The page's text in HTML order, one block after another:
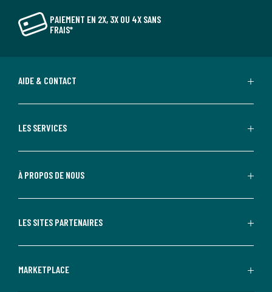
PAIEMENT EN 2X, 3X OU 4X SANS
FRAIS*
AIDE & CONTACT
LES SERVICES
À PROPOS DE NOUS
LES SITES PARTENAIRES
MARKETPLACE